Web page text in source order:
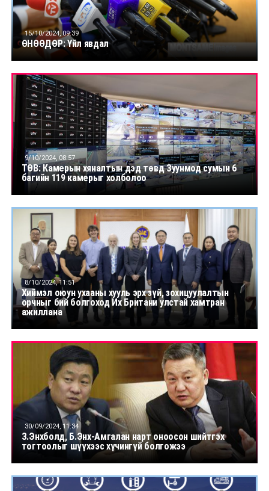
15/10/2024, 09:39
ӨНӨӨДӨР: Үйл явдал
9/10/2024, 08:57
ТӨВ: Камерын хяналтын дэд төвд Зуунмод сумын 6
багийн 119 камерыг холболоо
8/10/2024, 11:51
Хиймэл оюун ухааны хууль эрх зүй, зохицуулалтын
орчныг бий болгоход Их Британи улстай хамтран
ажиллана
30/09/2024, 11:34
З.Энхболд, Б.Энх-Амгалан нарт оноосон шийтгэх
тогтоолыг шүүхээс хүчингүй болгожээ